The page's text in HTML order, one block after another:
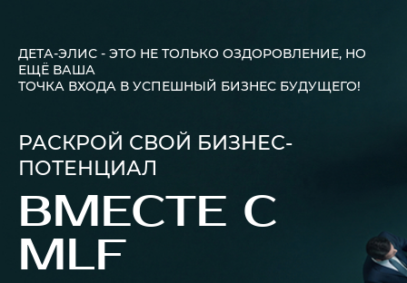
ДЕТА-ЭЛИС - ЭТО НЕ ТОЛЬКО ОЗДОРОВЛЕНИЕ, НО
ЕЩЁ ВАША
ТОЧКА ВХОДА В УСПЕШНЫЙ БИЗНЕС БУДУЩЕГО!
РАСКРОЙ СВОЙ БИЗНЕС-
ПОТЕНЦИАЛ
ВМЕСТЕ С
MLF